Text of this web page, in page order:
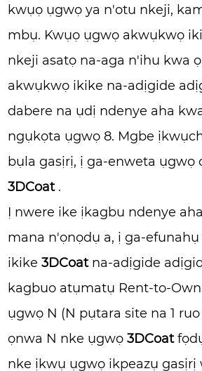
kwụọ ụgwọ ya n'otu nkeji,
mbụ. Kwụọ ụgwọ akwụkwọ
nkeji asatọ na-aga n'ihu kwa
akwụkwọ ikike na-adịgide
dabere na ụdị ndenye aha
ngụkọta ụgwọ 8. Mgbe
bụla gasịrị, ị ga-enweta ụgwọ
3DCoat.
Ị nwere ike ịkagbu ndenye
mana n'ọnọdụ a, ị ga-
ikike3DCoatna-adịgide
kagbuo atụmatụ Rent-to-
ụgwọ N (N pụtara site na 1
ọnwa N nke ụgwọ3DCoat
nke ịkwụ ụgwọ ikpeazụ gasịrị